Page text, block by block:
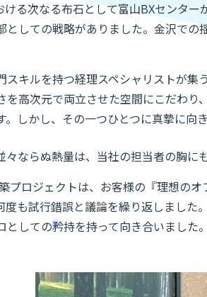
る次なる布石として富山BXセンタ
としての戦略がありました。金沢で
スキルを持つ経理スペシャリストが
を高次元で両立させた空間にこだわ
。しかし、その一つひとつに真摯に向
々ならぬ熱量は、当社の担当者の胸に
築プロジェクトは、お客様の『理想の
度も試行錯誤と議論を繰り返しまし
としての矜持を持って向き合いました。